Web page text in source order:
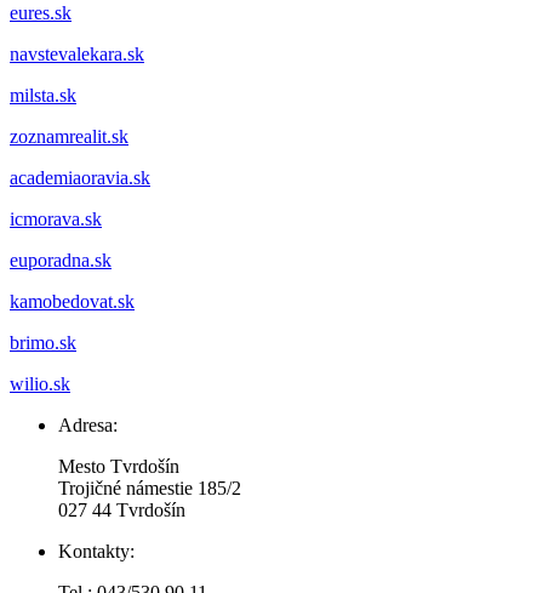
eures.sk
navstevalekara.sk
milsta.sk
zoznamrealit.sk
academiaoravia.sk
icmorava.sk
euporadna.sk
kamobedovat.sk
brimo.sk
wilio.sk
Adresa:
Mesto Tvrdošín
Trojičné námestie 185/2
027 44 Tvrdošín
Kontakty: